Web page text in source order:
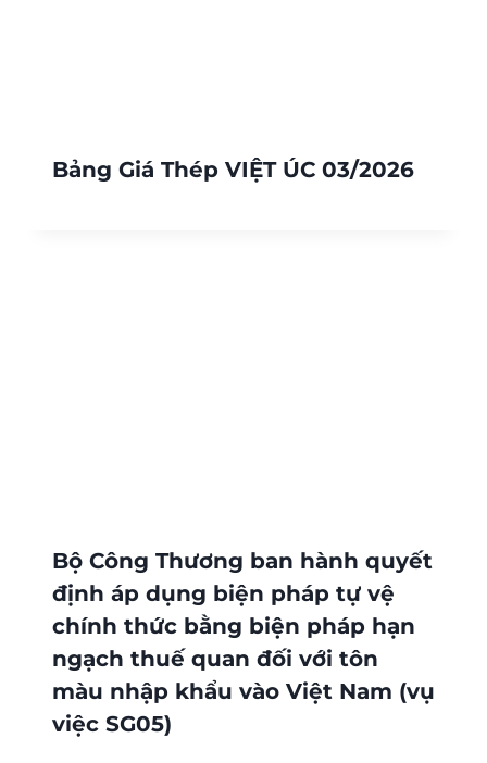
Bảng Giá Thép VIỆT ÚC 03/2026
Bộ Công Thương ban hành quyết
định áp dụng biện pháp tự vệ
chính thức bằng biện pháp hạn
ngạch thuế quan đối với tôn
màu nhập khẩu vào Việt Nam (vụ
việc SG05)